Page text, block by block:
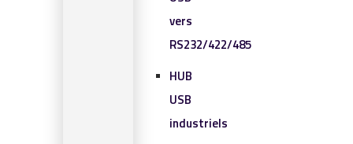
vers
RS232/422/485
HUB
USB
industriels